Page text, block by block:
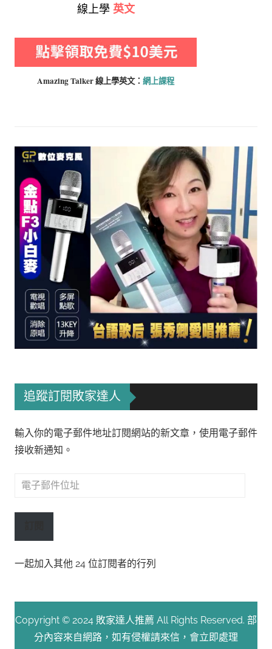
線上學 英文
Amazing Talker 線上學英文： 網上課程
追蹤訂閱敗家達人
輸入你的電子郵件地址訂閱網站的新文章，使用電子郵件
接收新通知。
電
郵
址
一起加入其他 24 位訂閱者的行列
Copyright © 2024 敗家達人推薦 All Rights Reserved. 部
分內容來自網路，如有侵權請來信，會立即處理